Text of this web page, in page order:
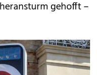
gehofft –